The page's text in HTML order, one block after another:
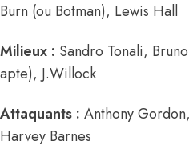
Burn (ou Botman), Lewis Hall
Milieux : Sandro Tonali,
apte), J.Willock
Attaquants : Anthony
Harvey Barnes